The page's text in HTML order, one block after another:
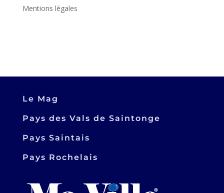
Mentions légales
Le Mag
Pays des Vals de Saintonge
Pays Saintais
Pays Rochelais